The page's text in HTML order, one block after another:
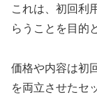
これは、初回利
らうことを目的
価格や内容は初
を両立させたセ